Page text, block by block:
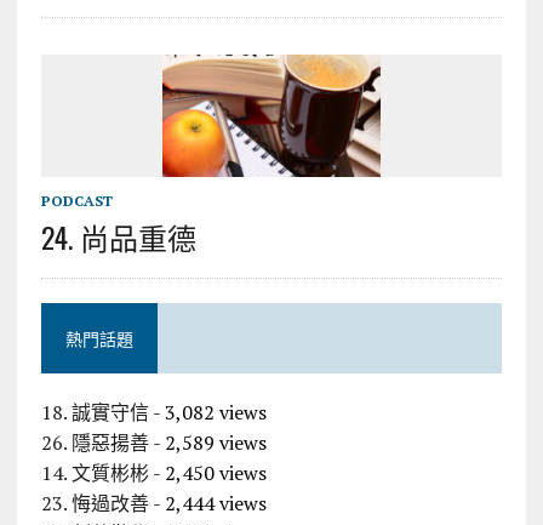
PODCAST
24. 尚品重德
熱門話題
18. 誠實守信- 3,082 views
26. 隱惡揚善- 2,589 views
14. 文質彬彬 - 2,450 views
23. 悔過改善- 2,444 views